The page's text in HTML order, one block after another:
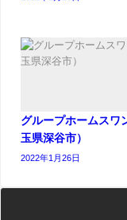
グループホームスワ
玉県深谷市）
2022年1月26日